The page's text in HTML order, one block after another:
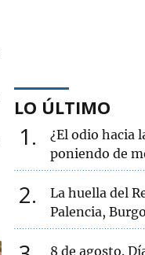
LO ÚLTIMO
1
¿El odio hacia
poniendo de
2
La huella del
Palencia,
8 de agosto.